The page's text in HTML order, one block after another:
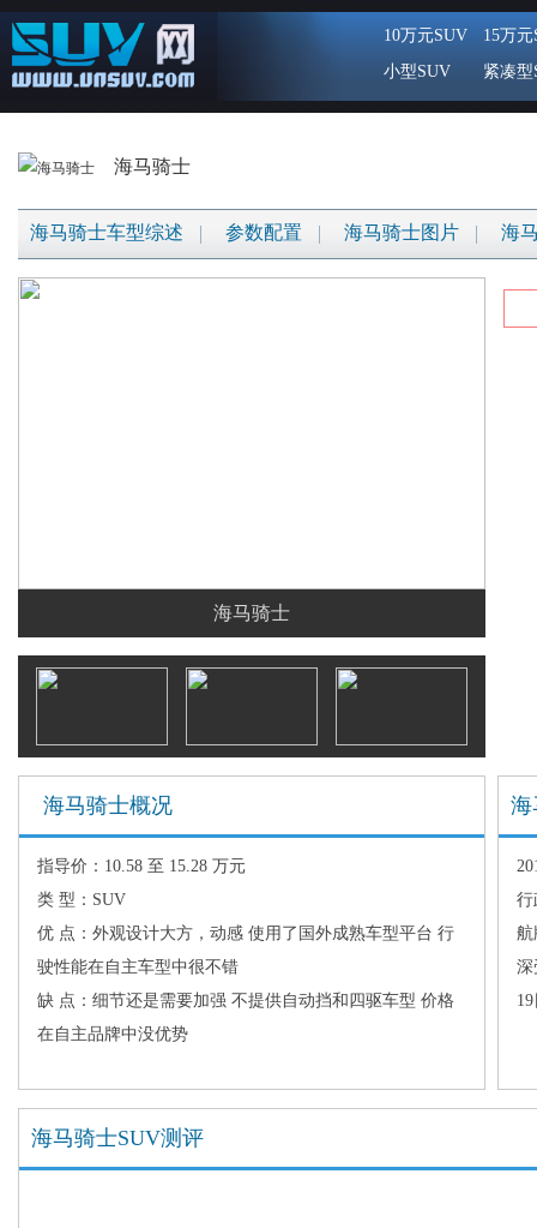
10万元SUV
15万
小型SUV
紧凑型
海马骑士
海马骑士车型综述 参数配置 海马骑士图片 海
海马骑士
海马骑士概况
指导价：10.58 至 15.28 万元
类 型：SUV
优 点：外观设计大方，动感 使用了国外成熟车型平台 行
驶性能在自主车型中很不错
缺 点：细节还是需要加强 不提供自动挡和四驱车型 价格
在自主品牌中没优势
海
行
航
深
海马骑士SUV测评